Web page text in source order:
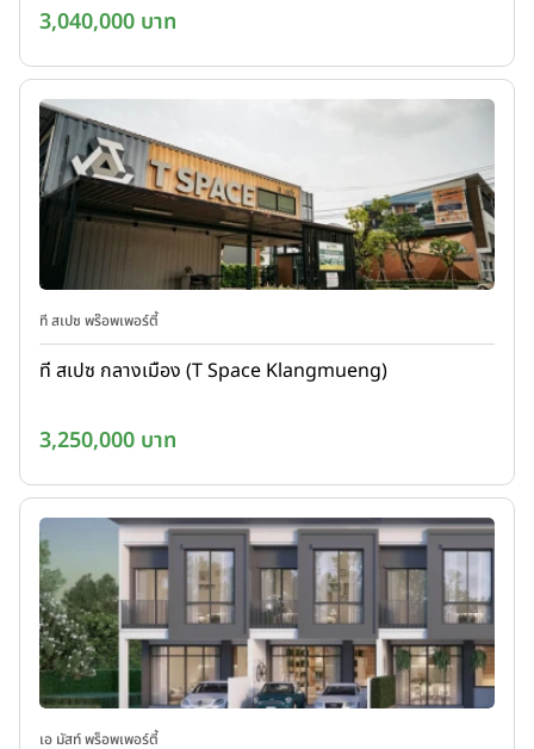
3,040,000 บาท
ที สเปซ พร๊อพเพอร์ตี้
ที สเปซ กลางเมือง (T Space Klangmueng)
3,250,000 บาท
เอ มัสท์ พร็อพเพอร์ตี้